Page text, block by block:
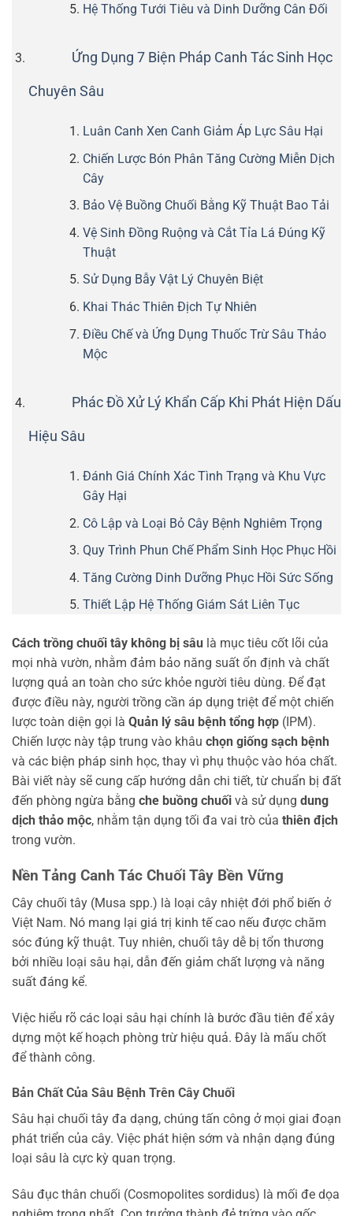
Hệ Thống Tưới Tiêu và Dinh Dưỡng Cân Đối
Ứng Dụng 7 Biện Pháp Canh Tác Sinh Học
Chuyên Sâu
Luân Canh Xen Canh Giảm Áp Lực Sâu Hại
Chiến Lược Bón Phân Tăng Cường Miễn Dịch
Cây
Bảo Vệ Buồng Chuối Bằng Kỹ Thuật Bao Tải
Vệ Sinh Đồng Ruộng và Cắt Tỉa Lá Đúng Kỹ
Thuật
Sử Dụng Bẫy Vật Lý Chuyên Biệt
Khai Thác Thiên Địch Tự Nhiên
Điều Chế và Ứng Dụng Thuốc Trừ Sâu Thảo
Mộc
Phác Đồ Xử Lý Khẩn Cấp Khi Phát Hiện Dấu
Hiệu Sâu
Đánh Giá Chính Xác Tình Trạng và Khu Vực
Gây Hại
Cô Lập và Loại Bỏ Cây Bệnh Nghiêm Trọng
Quy Trình Phun Chế Phẩm Sinh Học Phục Hồi
Tăng Cường Dinh Dưỡng Phục Hồi Sức Sống
Thiết Lập Hệ Thống Giám Sát Liên Tục
Cách trồng chuối tây không bị sâu là mục tiêu cốt lõi của
mọi nhà vườn, nhằm đảm bảo năng suất ổn định và chất
lượng quả an toàn cho sức khỏe người tiêu dùng. Để đạt
được điều này, người trồng cần áp dụng triệt để một chiến
lược toàn diện gọi là Quản lý sâu bệnh tổng hợp (IPM).
Chiến lược này tập trung vào khâu chọn giống sạch bệnh
và các biện pháp sinh học, thay vì phụ thuộc vào hóa chất.
Bài viết này sẽ cung cấp hướng dẫn chi tiết, từ chuẩn bị đất
đến phòng ngừa bằng che buồng chuối và sử dụng dung
dịch thảo mộc, nhằm tận dụng tối đa vai trò của thiên địch
trong vườn.
Nền Tảng Canh Tác Chuối Tây Bền Vững
Cây chuối tây (Musa spp.) là loại cây nhiệt đới phổ biến ở
Việt Nam. Nó mang lại giá trị kinh tế cao nếu được chăm
sóc đúng kỹ thuật. Tuy nhiên, chuối tây dễ bị tổn thương
bởi nhiều loại sâu hại, dẫn đến giảm chất lượng và năng
suất đáng kể.
Việc hiểu rõ các loại sâu hại chính là bước đầu tiên để xây
dựng một kế hoạch phòng trừ hiệu quả. Đây là mấu chốt
để thành công.
Bản Chất Của Sâu Bệnh Trên Cây Chuối
Sâu hại chuối tây đa dạng, chúng tấn công ở mọi giai đoạn
phát triển của cây. Việc phát hiện sớm và nhận dạng đúng
loại sâu là cực kỳ quan trọng.
Sâu đục thân chuối (Cosmopolites sordidus) là mối đe dọa